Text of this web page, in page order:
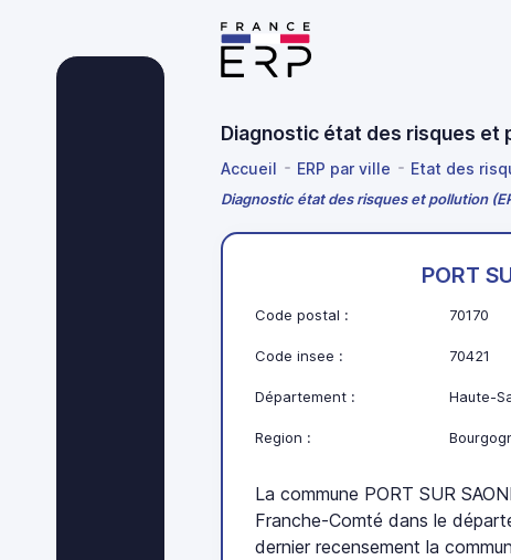
Diagnostic état des risques et
Accueil ERP par ville Etat des
Diagnostic état des risques et pollution
PORT
Code postal : 70170
Code insee : 70421
Département : Haute-
Region :
La commune PORT SUR
Franche-Comté dans le
dernier recensement la